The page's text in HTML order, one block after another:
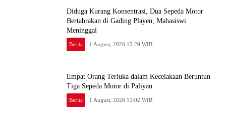
Diduga Kurang Konsentrasi, Dua Sepeda Motor
Bertabrakan di Gading Playen, Mahasiswi
Meninggal
Berita 1 August, 2026 12:29 WIB
Empat Orang Terluka dalam Kecelakaan Beruntun
Tiga Sepeda Motor di Paliyan
Berita 1 August, 2026 11:02 WIB